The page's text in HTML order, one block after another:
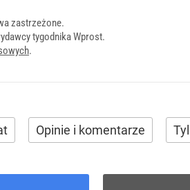
zastrzeżone.
tygodnika Wprost.
.
Opinie i komentarze